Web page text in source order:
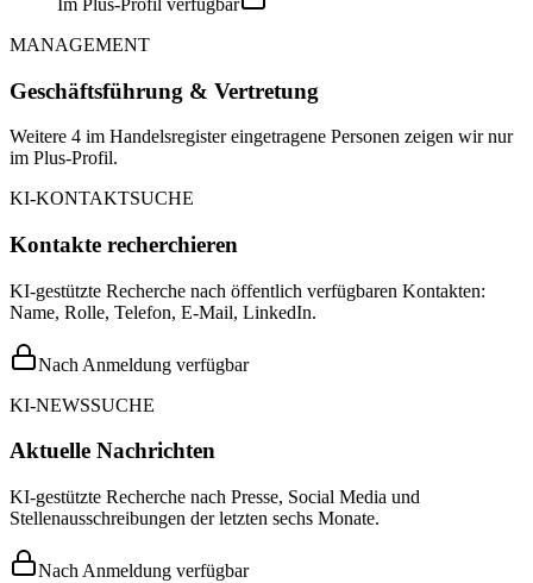
MANAGEMENT
Geschäftsführung & Vertretung
Weitere 4 im Handelsregister eingetragene Personen zeigen wir nur
im Plus-Profil.
KI-KONTAKTSUCHE
Kontakte recherchieren
KI-gestützte Recherche nach öffentlich verfügbaren Kontakten:
Name, Rolle, Telefon, E-Mail, LinkedIn.
Nach Anmeldung verfügbar
KI-NEWSSUCHE
Aktuelle Nachrichten
KI-gestützte Recherche nach Presse, Social Media und
Stellenausschreibungen der letzten sechs Monate.
Nach Anmeldung verfügbar